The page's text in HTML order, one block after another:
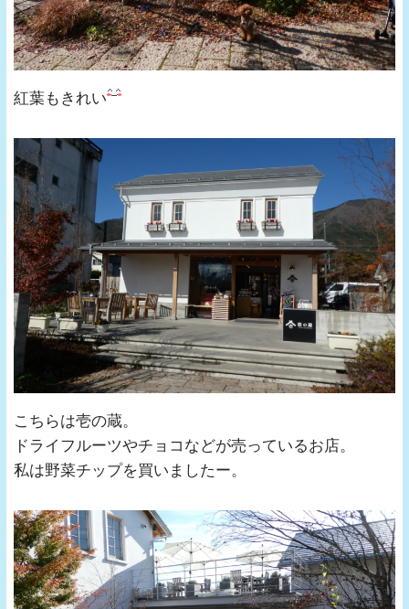
紅葉もきれい
こちらは壱の蔵。
ドライフルーツやチョコなどが売っているお店。
私は野菜チップを買いましたー。